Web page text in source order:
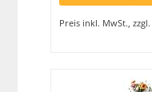
Preis inkl. MwSt.,